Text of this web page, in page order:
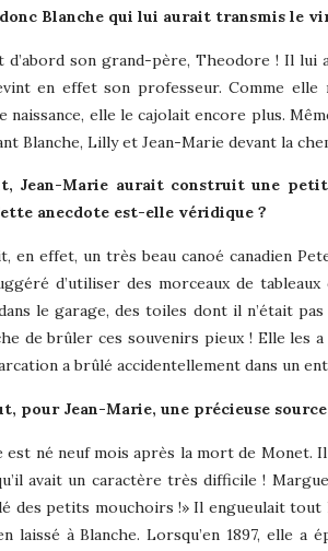
Blanche qui lui aurait transmis le
son grand-père, Theodore ! Il lui
en effet son professeur. Comme elle
naissance, elle le cajolait encore plus.
Blanche, Lilly et Jean-Marie devant la
Jean-Marie aurait construit une
anecdote est-elle véridique ?
en effet, un très beau canoé canadien
d’utiliser des morceaux de
le garage, des toiles dont il n’était
de brûler ces souvenirs pieux ! Elle les a
a brûlé accidentellement dans un
pour Jean-Marie, une précieuse
est né neuf mois après la mort de Monet. Il
avait un caractère très difficile !
des petits mouchoirs !» Il engueulait
laissé à Blanche. Lorsqu’en 1897, elle